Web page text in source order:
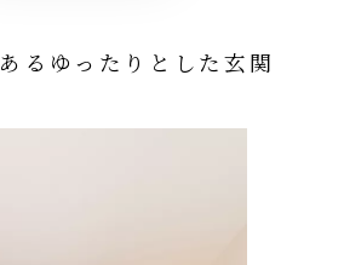
るゆったりとした玄関